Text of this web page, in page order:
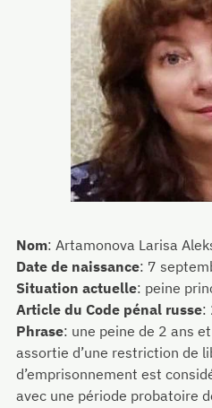
Nom: Artamonova Larisa
Date de naissance: 7
Situation actuelle: peine
Article du Code pénal russe:
Phrase: une peine de 2 ans
assortie d’une restriction de
d’emprisonnement est
avec une période probatoire